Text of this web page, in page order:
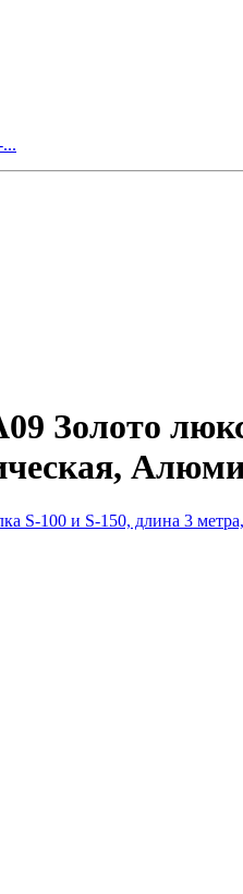
Золото